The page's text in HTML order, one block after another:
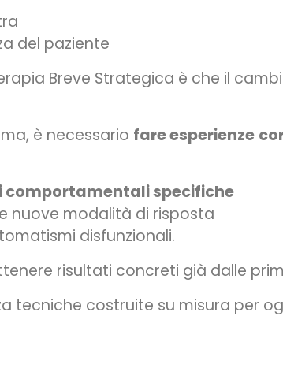
del paziente
Breve Strategica è che il
è necessario fare esperienze
comportamentali specifiche
nuove modalità di risposta
disfunzionali.
risultati concreti già dalle
tecniche costruite su misura per